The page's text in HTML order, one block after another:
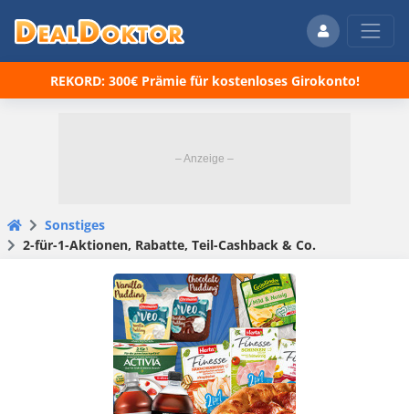
REKORD: 300€ Prämie für kostenloses Girokonto!
Sonstiges
2-für-1-Aktionen, Rabatte, Teil-Cashback & Co.